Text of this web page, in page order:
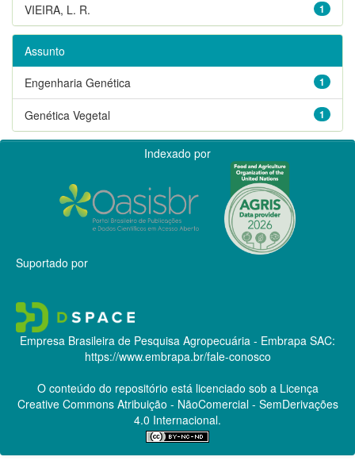
1
VIEIRA, L. R.
Assunto
1
Engenharia Genética
1
Genética Vegetal
Indexado por
Suportado por
Empresa Brasileira de Pesquisa Agropecuária - Embrapa SAC:
https://www.embrapa.br/fale-conosco
O conteúdo do repositório está licenciado sob a Licença
Creative CommonsAtribuição - NãoComercial - SemDerivações
4.0 Internacional.